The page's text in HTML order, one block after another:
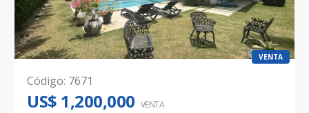
VENTA
Código: 7671
US$ 1,200,000 VENTA